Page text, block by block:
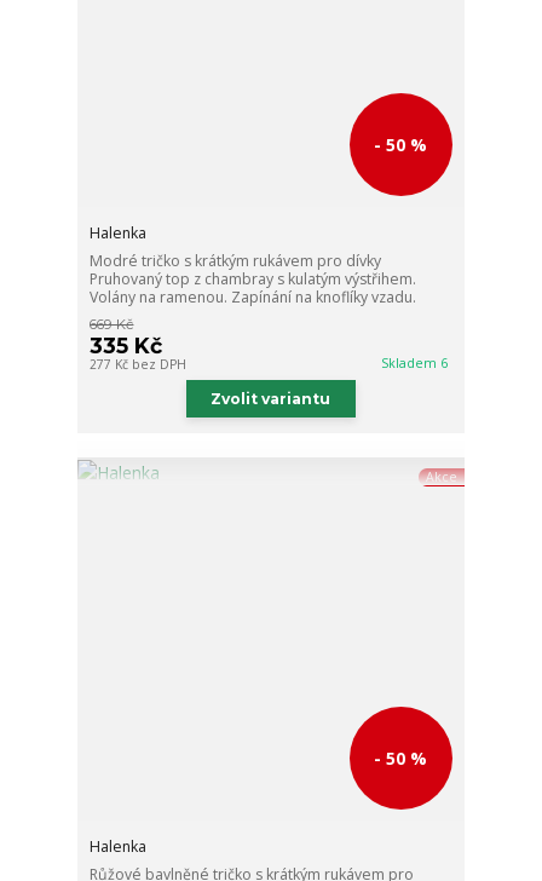
- 50 %
Halenka
Modré tričko s krátkým rukávem pro dívky
Pruhovaný top z chambray s kulatým výstřihem.
Volány na ramenou. Zapínání na knoflíky vzadu.
669 Kč
335 Kč
277 Kč bez DPH Skladem 6
Zvolit variantu
Akce
- 50 %
Halenka
Růžové bavlněné tričko s krátkým rukávem pro